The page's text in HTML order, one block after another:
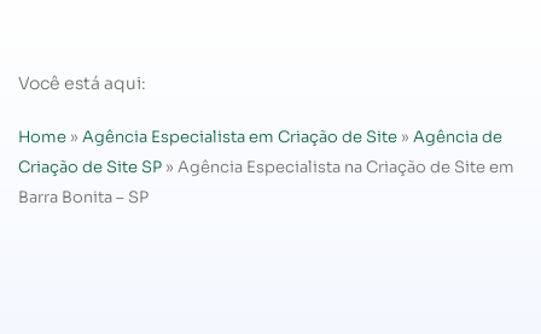
Você está aqui:
Home » Agência Especialista em Criação de Site » Agência de
Criação de Site SP » Agência Especialista na Criação de Site em
Barra Bonita – SP